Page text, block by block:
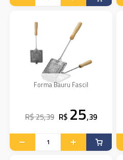
Forma Bauru Fascil
R$ 25,39 R$ 25,39